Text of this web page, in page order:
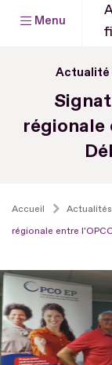
Menu
Actualité
régionale
Accueil
régionale entre